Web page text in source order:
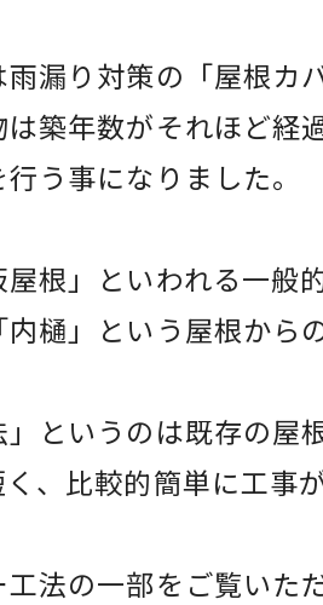
漏り対策の「屋根カ
は築年数がそれほど経
う事になりました。
根」といわれる一般
樋」という屋根から
」というのは既存の
、比較的簡単に工事
法の一部をご覧いた